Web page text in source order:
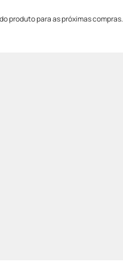
produto para as próximas compras.